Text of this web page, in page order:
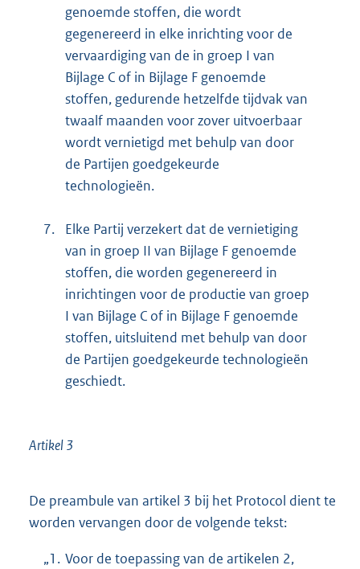
genoemde stoffen, die wordt
gegenereerd in elke inrichting voor de
vervaardiging van de in groep I van
Bijlage C of in Bijlage F genoemde
stoffen, gedurende hetzelfde tijdvak van
twaalf maanden voor zover uitvoerbaar
wordt vernietigd met behulp van door
de Partijen goedgekeurde
technologieën.
7.
Elke Partij verzekert dat de vernietiging
van in groep II van Bijlage F genoemde
stoffen, die worden gegenereerd in
inrichtingen voor de productie van groep
I van Bijlage C of in Bijlage F genoemde
stoffen, uitsluitend met behulp van door
de Partijen goedgekeurde technologieën
geschiedt.
Artikel 3
De preambule van artikel 3 bij het Protocol dient te
worden vervangen door de volgende tekst:
„1. Voor de toepassing van de artikelen 2,